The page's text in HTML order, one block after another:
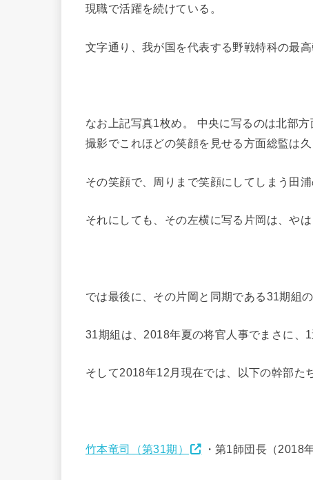
現職で活躍を続けている。
文字通り、我が国を代表する野戦特科の最
なお上記写真1枚め。 中央に写るのは北部方
撮影でこれほどの笑顔を見せる方面総監は久
その笑顔で、周りまで笑顔にしてしまう田
それにしても、その左横に写る片岡は、やは
では最後に、その片岡と同期である31期組
31期組は、2018年夏の将官人事でまさに、
そして2018年12月現在では、以下の幹部た
竹本竜司（第31期） ・第1師団長（2018